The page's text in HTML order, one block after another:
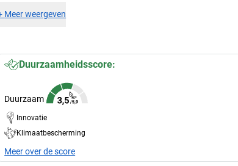
Meer weergeven
Duurzaamheidsscore:
Duurzaam
Innovatie
Klimaatbescherming
Meer over de score